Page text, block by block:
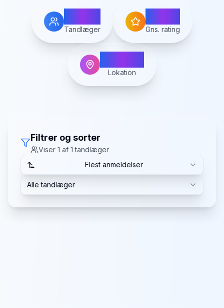
Tandlæger Gns. rating
Lokation
Filtrer og sorter
Viser 1 af 1 tandlæger
Flest anmeldelser
Alle tandlæger